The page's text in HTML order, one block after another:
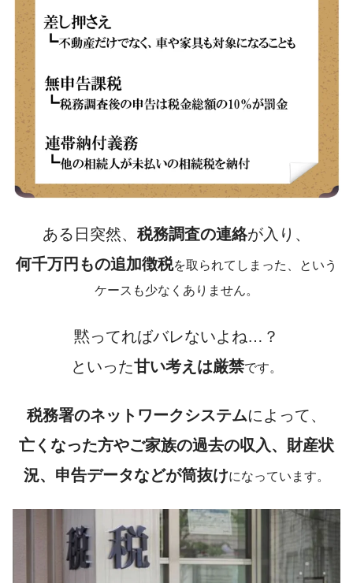
ある日突然、 税務調査の連絡が入り、
何千万円もの追加徴税を取られてしまった、という
ケースも少なくありません。
黙ってればバレないよね…？
といった甘い考えは厳禁です。
税務署のネットワークシステムによって、
亡くなった方やご家族の過去の収入、財産状
況、申告データなどが筒抜けになっています。